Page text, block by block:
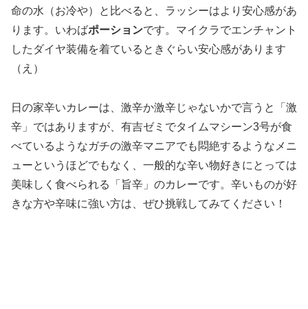
命の水（お冷や）と比べると、ラッシーはより安心感があ
ります。いわばポーションです。マイクラでエンチャント
したダイヤ装備を着ているときぐらい安心感があります
（え）
日の家辛いカレーは、激辛か激辛じゃないかで言うと「激
辛」ではありますが、有吉ゼミでタイムマシーン3号が食
べているようなガチの激辛マニアでも悶絶するようなメニ
ューというほどでもなく、一般的な辛い物好きにとっては
美味しく食べられる「旨辛」のカレーです。辛いものが好
きな方や辛味に強い方は、ぜひ挑戦してみてください！